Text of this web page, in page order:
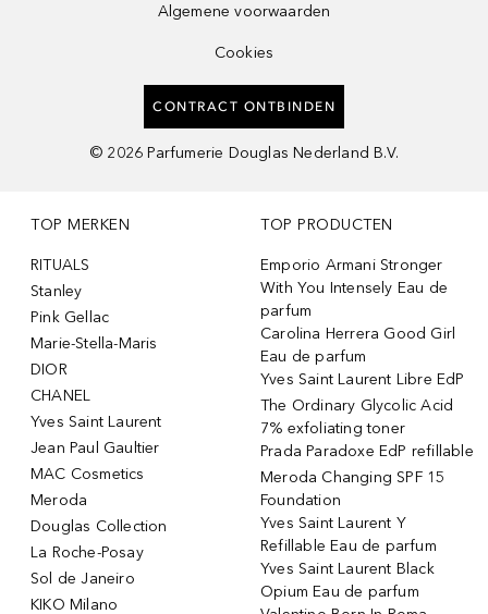
Algemene voorwaarden
Cookies
CONTRACT ONTBINDEN
© 2026 Parfumerie Douglas Nederland B.V.
TOP MERKEN
RITUALS
Stanley
Pink Gellac
Marie-Stella-Maris
DIOR
CHANEL
Yves Saint Laurent
Jean Paul Gaultier
MAC Cosmetics
Meroda
Douglas Collection
La Roche-Posay
Sol de Janeiro
KIKO Milano
TOP PRODUCTEN
Emporio Armani Stronger
With You Intensely Eau de
parfum
Carolina Herrera Good Girl
Eau de parfum
Yves Saint Laurent Libre EdP
The Ordinary Glycolic Acid
7% exfoliating toner
Prada Paradoxe EdP refillable
Meroda Changing SPF 15
Foundation
Yves Saint Laurent Y
Refillable Eau de parfum
Yves Saint Laurent Black
Opium Eau de parfum